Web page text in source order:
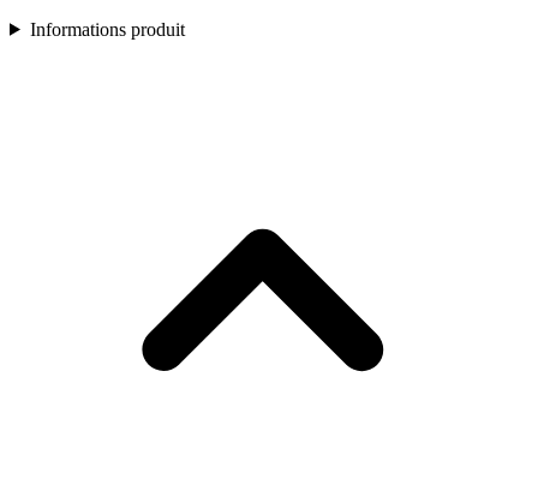
Informations produit